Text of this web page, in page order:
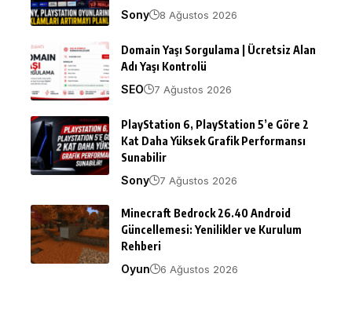
Sony
8 Ağustos 2026
Domain Yaşı Sorgulama | Ücretsiz Alan
Adı Yaşı Kontrolü
SEO
7 Ağustos 2026
PlayStation 6, PlayStation 5’e Göre 2
Kat Daha Yüksek Grafik Performansı
Sunabilir
Sony
7 Ağustos 2026
Minecraft Bedrock 26.40 Android
Güncellemesi: Yenilikler ve Kurulum
Rehberi
Oyun
6 Ağustos 2026